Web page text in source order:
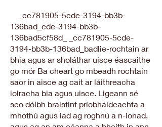
_cc781905-5cde-3194-bb3b-
136bad_cde-3194-bb3b-
136bad5cf58d_ _cc781905-5cde-
3194-bb3b-136bad_badlie-rochtain ar
bhia agus ar sholáthar uisce éascaithe
go mór Ba cheart go mbeadh rochtain
saor in aisce ag cait ar láithreacha
iolracha bia agus uisce. Ligeann sé
seo dóibh braistint príobháideachta a
mhothú agus iad ag roghnú a n-ionad,